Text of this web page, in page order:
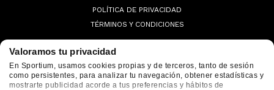
Valoramos tu privacidad
En Sportium, usamos cookies propias y de terceros, tanto de sesión
como persistentes, para analizar tu navegación, obtener estadísticas y
mostrarte publicidad acorde a tus preferencias y hábitos de
POLÍTICA DE PRIVACIDAD
TÉRMINOS Y CONDICIONES
© 2026 Sportium. All Rights Reserved.